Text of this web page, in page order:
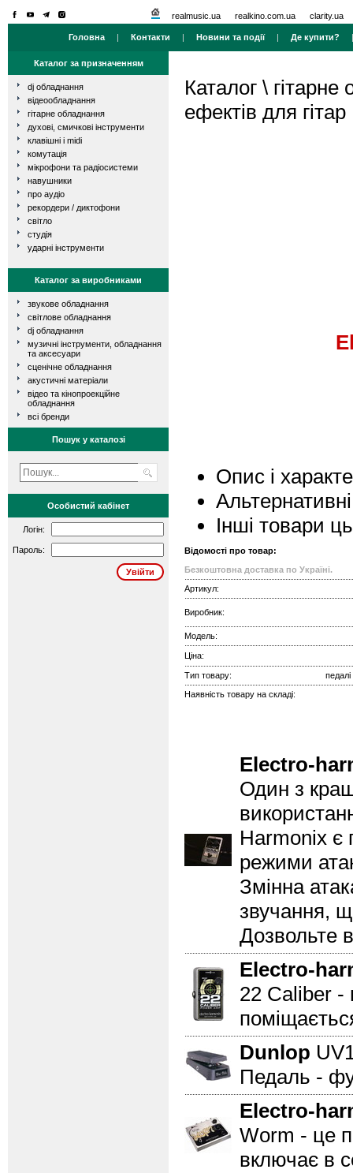
realmusic.ua realkino.com.ua clarity.ua
Головна | Контакти | Новини та події| Де купити?
Каталог за призначенням
dj обладнання
відеообладнання
гітарне обладнання
духові, смичкові інструменти
клавішні і midi
комутація
мікрофони та радіосистеми
навушники
про аудіо
рекордери / диктофони
світло
студія
ударні інструменти
Каталог за виробниками
звукове обладнання
світлове обладнання
dj обладнання
музичні інструменти, обладнання
та аксесуари
сценічне обладнання
акустичні матеріали
відео та кінопроекційне
обладнання
всі бренди
Пошук у каталозі
Особистий кабінет
Логін:
Пароль:
Каталог \ гітарне
ефектів для гітар
Опис і
Інші товари
Відомості про товар:
Безкоштовна доставка по Україні.
Артикул:
Виробник:
Модель:
Ціна:
Тип товару:
педалі
Наявність товару на складі:
Electro-
Один з
Harmonix є
режими
Змінна
звучання,
Дозвольте
Electro-
22 Caliber -
Dunlop
Педаль -
Electro-
Worm - це
включає в